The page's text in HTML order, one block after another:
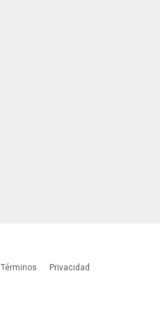
Términos Privacidad